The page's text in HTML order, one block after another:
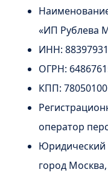
«ИП Рублева
ИНН:
ОГРН:
КПП:
оператор
Юридический
город Москва,